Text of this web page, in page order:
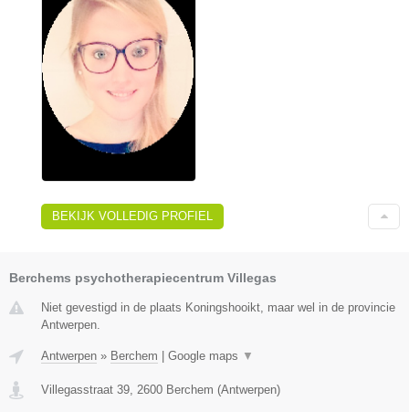
BEKIJK VOLLEDIG PROFIEL
Berchems psychotherapiecentrum Villegas
Niet gevestigd in de plaats Koningshooikt, maar wel in de provincie
Antwerpen.
Antwerpen » Berchem Google maps ▼
Villegasstraat 39, 2600 Berchem (Antwerpen)